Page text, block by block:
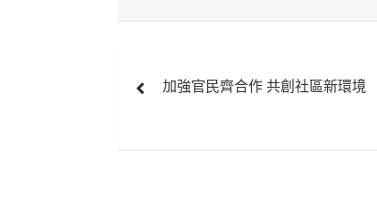
章
加強官民齊合作 共創社區新環境